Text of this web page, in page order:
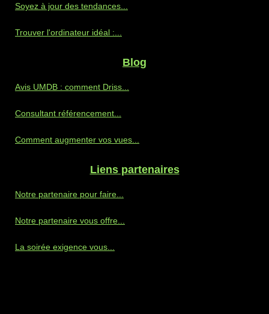
Soyez à jour des tendances...
Trouver l'ordinateur idéal :...
Blog
Avis UMDB : comment Driss...
Consultant référencement...
Comment augmenter vos vues...
Liens partenaires
Notre partenaire pour faire...
Notre partenaire vous offre...
La soirée exigence vous...